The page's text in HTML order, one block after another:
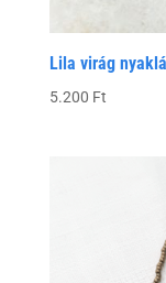
Lila virág
5.200 Ft